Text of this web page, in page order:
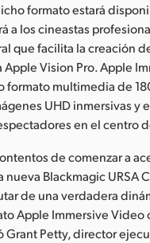
formato estará
a los cineastas
que facilita la creación
Vision Pro. Apple
formato multimedia de
UHD inmersivas y
en el centro
de comenzar a
Blackmagic URSA
de una verdadera
Apple Immersive Video
Grant Petty, director